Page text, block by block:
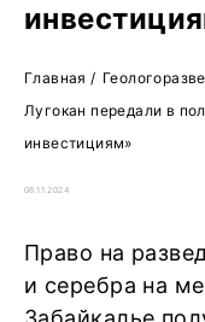
Главная /
Лугокан передали в
инвестициям»
08.11.2024
Право на
и серебра на